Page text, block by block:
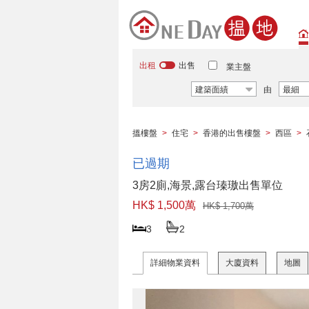
出租 出售 業主盤
建築面績 由 最細
搵樓盤 > 住宅 > 香港的出售樓盤 > 西區 >
已過期
3房2廁,海景,露台瑧璈出售單位
HK$ 1,500萬
HK$ 1,700萬
3 2
詳細物業資料 大廈資料 地圖